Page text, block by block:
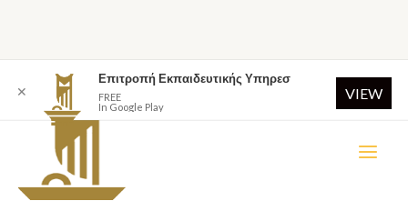
✕
Επιτροπή Εκπαιδευτικής Υπηρεσ
FREE
In Google Play
VIEW